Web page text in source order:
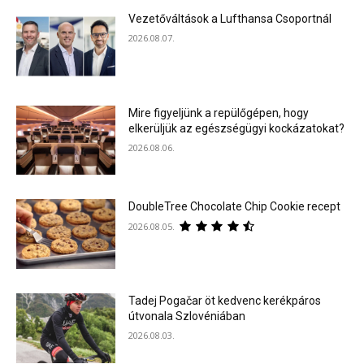
Vezetőváltások a Lufthansa Csoportnál
2026.08.07.
Mire figyeljünk a repülőgépen, hogy
elkerüljük az egészségügyi kockázatokat?
2026.08.06.
DoubleTree Chocolate Chip Cookie recept
2026.08.05.
Tadej Pogačar öt kedvenc kerékpáros
útvonala Szlovéniában
2026.08.03.